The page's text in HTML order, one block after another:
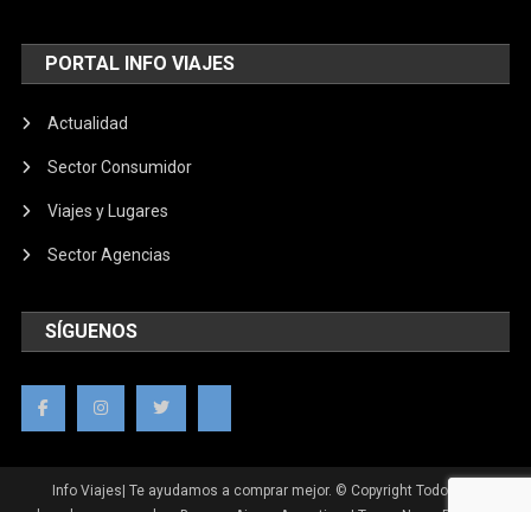
PORTAL INFO VIAJES
Actualidad
Sector Consumidor
Viajes y Lugares
Sector Agencias
SÍGUENOS
Info Viajes| Te ayudamos a comprar mejor. © Copyright Todos los